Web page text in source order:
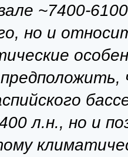
~7400-
но и
л.н., но и